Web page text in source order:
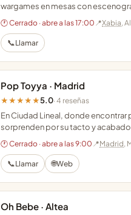
wargames en mesas con
🕐 Cerrado · abre a las 17:00 📍Xabia,
📞Llamar
Pop Toyya · Madrid
★★★★★5.0· 4 reseñas
En Ciudad Lineal, donde
sorprenden por su tacto y
🕐 Cerrado · abre a las 9:00 📍Madrid,
📞Llamar 🌐Web
Oh Bebe · Altea